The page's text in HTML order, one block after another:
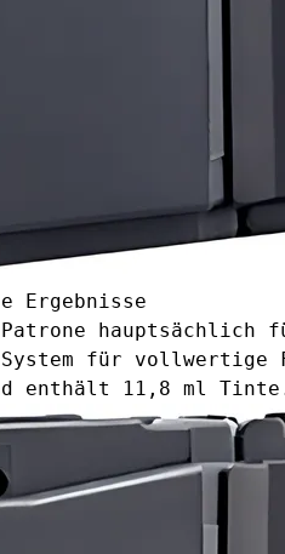
Ergebnisse
Patrone hauptsächlich
für
enthält 11,8 ml